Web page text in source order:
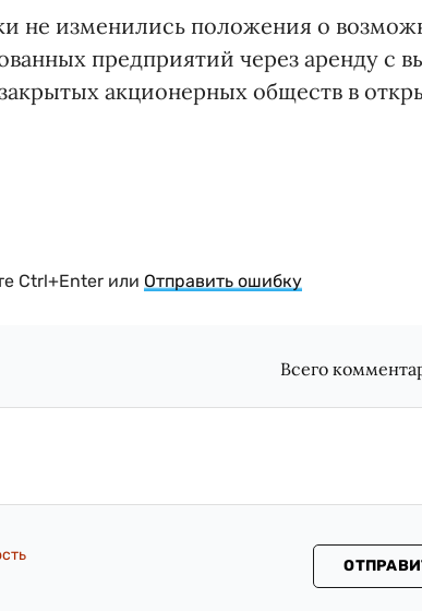
не изменились положения о
предприятий через аренду с
акционерных обществ в
Ctrl+Enter или Отправить ошибку
Всего